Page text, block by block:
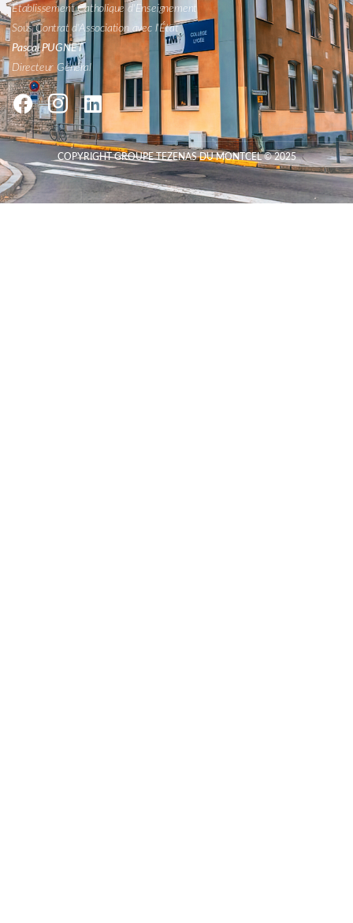
Établissement Catholique d'Enseignement
Sous Contrat d'Association avec l'État
Pascal PUGNET
Directeur Général
COPYRIGHT GROUPE TEZENAS DU MONTCEL © 2025